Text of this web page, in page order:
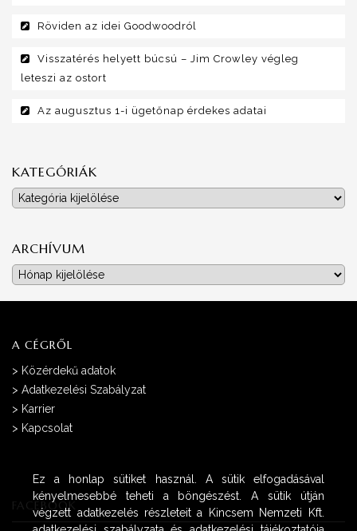
Röviden az idei Goodwoodról
Visszatérés helyett búcsú – Jim Crowley végleg
leteszi az ostort
Az augusztus 1-i ügetőnap érdekes adatai
KATEGÓRIÁK
Kategóriák
ARCHÍVUM
Archívum
A CÉGRŐL
> Közérdekű adatok
> Adatkezelési Szabályzat
> Karrier
> Kapcsolat
FACEBOOK
Ez a honlap sütiket használ. A sütik elfogadásával
kényelmesebbé teheti a böngészést. A sütik útján
végzett adatkezelés részleteit a Kincsem Nemzeti Kft.